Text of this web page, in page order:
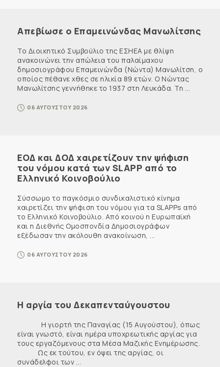
Απεβίωσε ο Επαμεινώνδας Μανωλίτσης
Το Διοικητικό Συμβούλιο της ΕΣΗΕΑ με θλίψη
ανακοινώνει την απώλεια του παλαίμαχου
δημοσιογράφου Επαμεινώνδα (Νώντα) Μανωλίτση, ο
οποίος πέθανε χθες σε ηλικία 89 ετών. Ο Νώντας
Μανωλίτσης γεννήθηκε το 1937 στη Λευκάδα. Τη ...
06 ΑΥΓΟΥΣΤΟΥ 2026
ΕΟΔ και ΔΟΔ χαιρετίζουν την ψήφιση
του νόμου κατά των SLAPP από το
Ελληνικό Κοινοβούλιο
Σύσσωμο το παγκόσμιο συνδικαλιστικό κίνημα
χαιρετίζει την ψήφιση του νόμου για τα SLAPPs από
το Ελληνικό Κοινοβούλιο. Από κοινού η Ευρωπαϊκή
και η Διεθνής Ομοσπονδία Δημοσιογράφων
εξέδωσαν την ακόλουθη ανακοίνωση, ...
06 ΑΥΓΟΥΣΤΟΥ 2026
Η αργία του Δεκαπενταύγουστου
Η γιορτή της Παναγίας (15 Αυγούστου), όπως
είναι γνωστό, είναι ημέρα υποχρεωτικής αργίας για
τους εργαζόμενους στα Μέσα Μαζικής Ενημέρωσης.
Ως εκ τούτου, εν όψει της αργίας, οι
συνάδελφοι των ...